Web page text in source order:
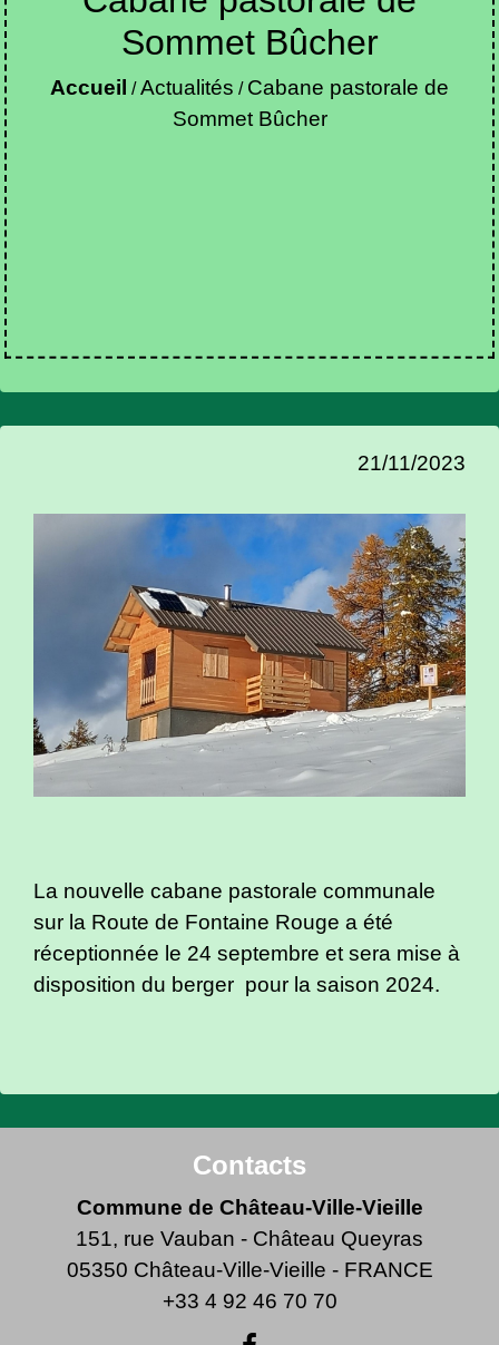
Sommet Bûcher
Accueil /Actualités / Cabane pastorale de
Sommet Bûcher
21/11/2023
La nouvelle cabane pastorale communale
sur la Route de Fontaine Rouge a été
réceptionnée le 24 septembre et sera mise à
disposition du berger pour la saison 2024.
Contacts
Commune de Château-Ville-Vieille
151, rue Vauban - Château Queyras
05350 Château-Ville-Vieille - FRANCE
+33 4 92 46 70 70